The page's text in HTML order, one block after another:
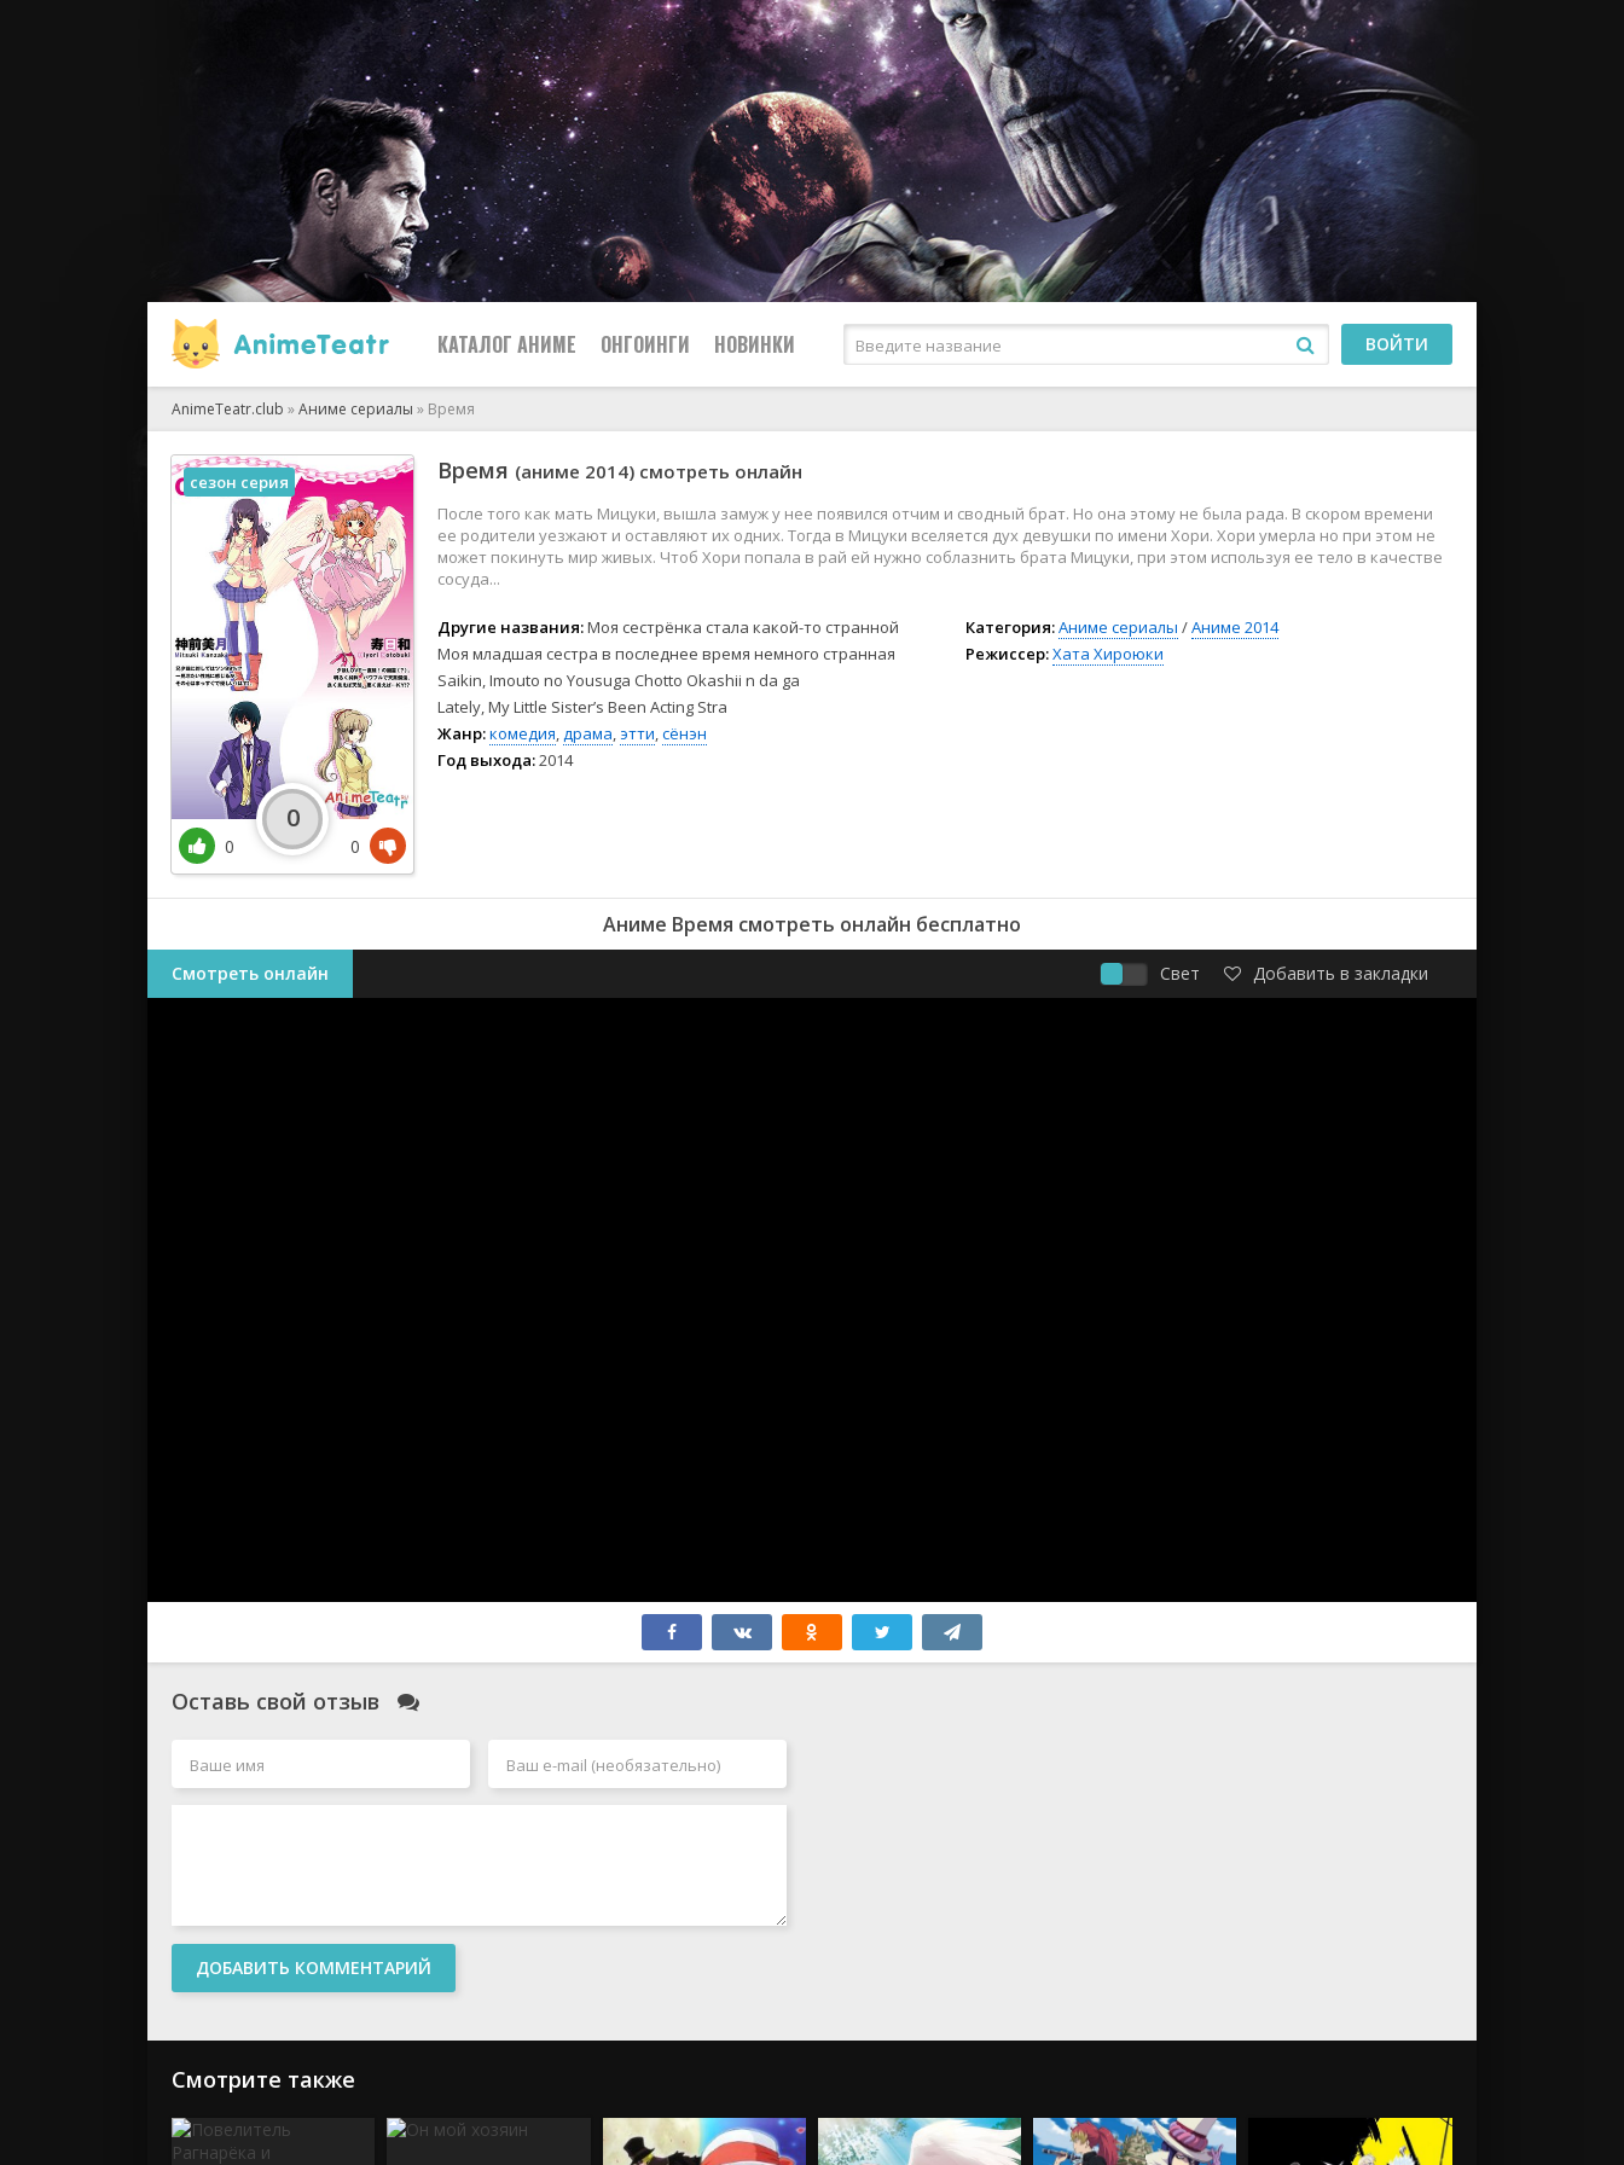
КАТАЛОГ АНИМЕ
2019
2018
2017
2015
2014
Аниме сериалы
Аниме фильмы
Боевые искусства
Вампиры
Драма
Киберпанк
Комедия
Мистика
Музыкальный
Сёнэн
Ужасы
ОНГОИНГИ НОВИНКИ ВОЙТИ
AnimeTeatr.club »Аниме сериалы » Время
Время (аниме 2014) смотреть онлайн
После того как мать Мицуки, вышла замуж у нее появился отчим и сводный брат. Но она этому не была рада. В скором времени
ее родители уезжают и оставляют их одних. Тогда в Мицуки вселяется дух девушки по имени Хори. Хори умерла но при этом не
может покинуть мир живых. Чтоб Хори попала в рай ей нужно соблазнить брата Мицуки, при этом используя ее тело в качестве
сосуда...
Другие названия:Моя сестрёнка стала какой-то странной
Моя младшая сестра в последнее время немного странная
Saikin, Imouto no Yousuga Chotto Okashii n da ga
Lately, My Little Sister’s Been Acting Stra
Жанр:комедия,драма, этти,сёнэн
Год выхода:2014
Категория:Аниме сериалы /Аниме 2014
Режиссер:Хата Хироюки
сезон серия
0
0
0
Аниме Время смотреть онлайн бесплатно
Смотреть онлайн Свет Добавить в закладки
Оставь свой отзыв
ДОБАВИТЬ КОММЕНТАРИЙ
Смотрите также